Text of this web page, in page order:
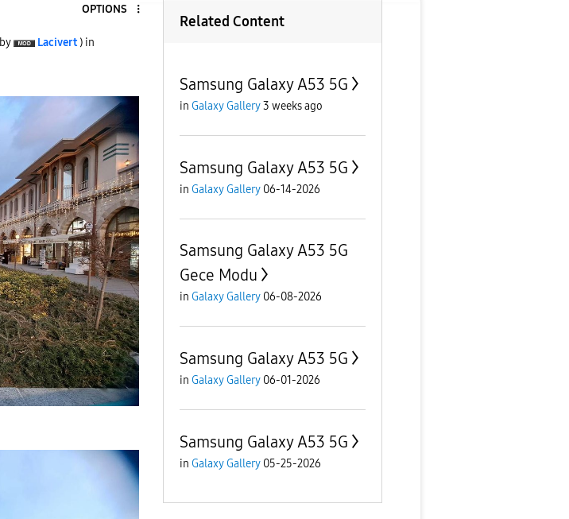
OPTIONS
by Lacivert ) in
Related Content
Samsung Galaxy A53 5G
in Galaxy Gallery3 weeks ago
Samsung Galaxy A53 5G
in Galaxy Gallery 06-14-2026
Samsung Galaxy A53 5G
Gece Modu
in Galaxy Gallery 06-08-2026
Samsung Galaxy A53 5G
in Galaxy Gallery 06-01-2026
Samsung Galaxy A53 5G
in Galaxy Gallery 05-25-2026